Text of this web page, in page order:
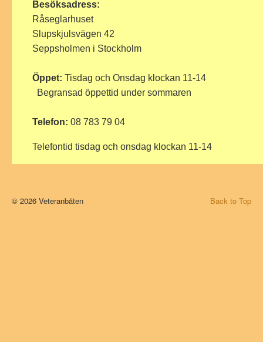
Besöksadress:
Råseglarhuset
Slupskjulsvägen 42
Seppsholmen i Stockholm
Öppet: Tisdag och Onsdag klockan 11-14
Begransad öppettid under sommaren
Telefon: 08 783 79 04
Telefontid tisdag och onsdag klockan 11-14
Back to Top
© 2026 Veteranbåten